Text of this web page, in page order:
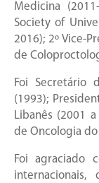
Medicina
Society of
2016); 2º Vice-
de
Foi Secretário
(1993);
Libanês (2001
de Oncologia do
Foi agraciado